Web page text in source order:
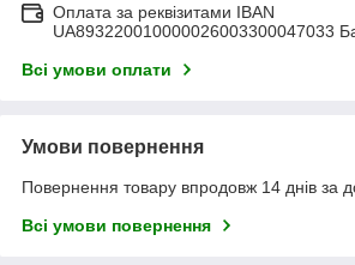
Оплата за реквізитами IBAN
UA893220010000026003300047033
Всі умови оплати
Умови повернення
Повернення товару впродовж 14 днів за
Всі умови повернення